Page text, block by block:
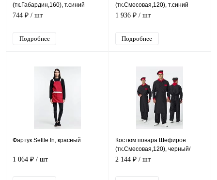
(тк.Габардин,160), т.синий
744 ₽ / шт
Подробнее
(тк.Смесовая,120), т.синий
1 936 ₽ / шт
Подробнее
Фартук Settle In, красный
1 064 ₽ / шт
Костюм повара Шефирон
(тк.Смесовая,120), черный/
красный
2 144 ₽ / шт